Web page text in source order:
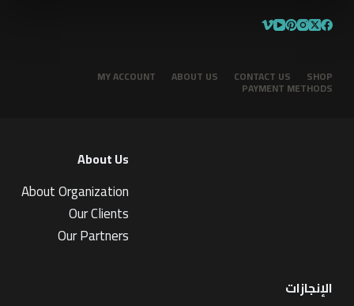
SHOP
CONTACT US
ABOUT US
MY ACCOUNT
PAYMENT METHODS
About Us
About Organization
Our Clients
Our Partners
الإنجازات